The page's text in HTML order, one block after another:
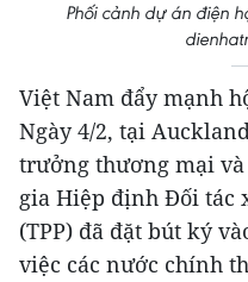
Phối cảnh dự án điện
Việt Nam đẩy mạnh
Ngày 4/2, tại
trưởng thương mại
gia Hiệp định Đối tác
(TPP) đã đặt bút ký
việc các nước chính